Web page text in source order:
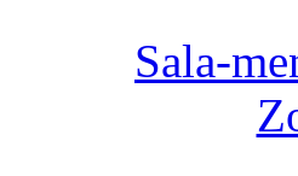
Sala-